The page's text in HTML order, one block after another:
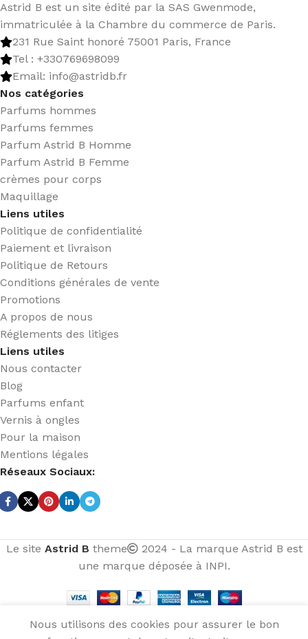
Astrid B est un site édité par la SAS Gwenmode,
immatriculée à la Chambre du commerce de Paris.
231 Rue Saint honoré 75001 Paris, France
Tel : +330769698099
Email: info@astridb.fr
Nos catégories
Parfums hommes
Parfums femmes
Parfum Astrid B Homme
Parfum Astrid B Femme
crèmes pour corps
Maquillage
Liens utiles
Politique de confidentialité
Paiement et livraison
Politique de Retours
Conditions générales de vente
Promotions
A propos de nous
Réglements des litiges
Liens utiles
Nous contacter
Blog
Parfums enfant
Vernis à ongles
Pour la maison
Mentions légales
Réseaux Sociaux:
Le site Astrid B theme
2024 - La marque Astrid B est
une marque déposée à INPI.
Nous utilisons des cookies pour assurer le bon
Brown
El Nabil
: Parfum
Oriental